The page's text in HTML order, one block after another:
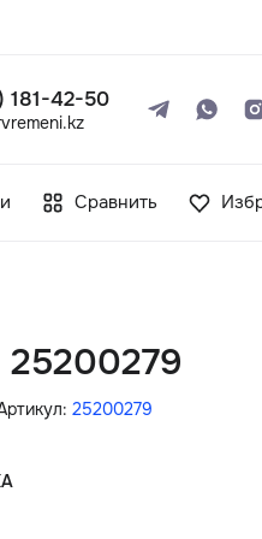
181-42-50
Сравнить
25200279
25200279Каталог